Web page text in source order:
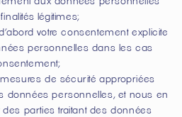
légitimes;
votre consentement explicite
personnelles dans les cas
de sécurité appropriées
données personnelles, et nous en
parties traitant des données